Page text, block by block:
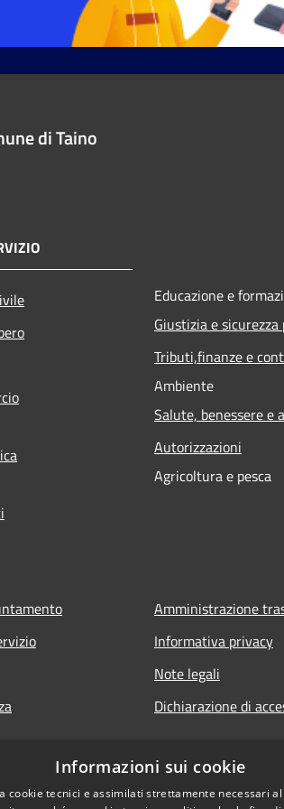
di Taino
Educazione e
Giustizia e sicurezza
Tributi,finanze e
Ambiente
Salute, benessere e
Autorizzazioni
Agricoltura e pesca
Amministrazione
Informativa privacy
Note legali
Dichiarazione di
Informazioni sui cookie
cookie tecnici e assimilati strettamente necessari